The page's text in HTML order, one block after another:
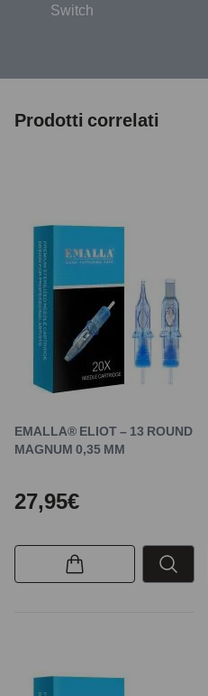
Switch
Prodotti correlati
EMALLA® ELIOT – 13 ROUND
MAGNUM 0,35 MM
27,95€